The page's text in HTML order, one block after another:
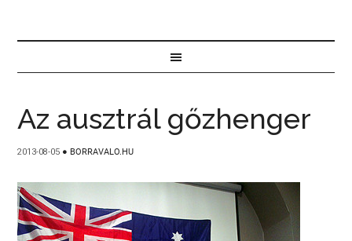
Az ausztrál gőzhenger
2013-08-05 ● BORRAVALO.HU